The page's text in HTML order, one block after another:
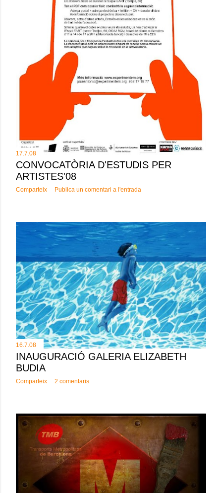
17.7.08
CONVOCATÒRIA D'ESTUDIS PER
ARTISTES'08
Comparteix Publica un comentari a l'entrada
16.7.08
INAUGURACIÓ GALERIA ELIZABETH
BUDIA
Comparteix 2 comentaris